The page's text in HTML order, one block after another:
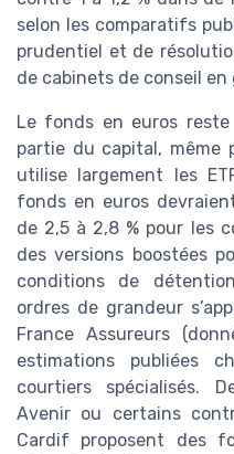
selon les comparatifs
prudentiel et de
de cabinets de conseil
Le fonds en euros
partie du capital, même
utilise largement les
fonds en euros
de 2,5 à 2,8 % pour les
des versions boostées
conditions de
ordres de grandeur
France Assureurs
estimations publiées
courtiers spécialisés.
Avenir ou certains
Cardif proposent des